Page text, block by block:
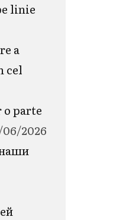
linie
a
cel
parte
2026